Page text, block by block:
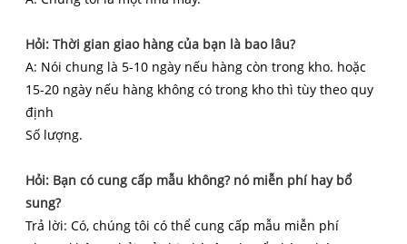
Hỏi: Thời gian giao hàng của bạn là bao lâu?
A: Nói chung là 5-10 ngày nếu hàng còn trong kho. hoặc
15-20 ngày nếu hàng không có trong kho thì tùy theo quy
định
Số lượng.
Hỏi: Bạn có cung cấp mẫu không? nó miễn phí hay bổ
sung?
Trả lời: Có, chúng tôi có thể cung cấp mẫu miễn phí